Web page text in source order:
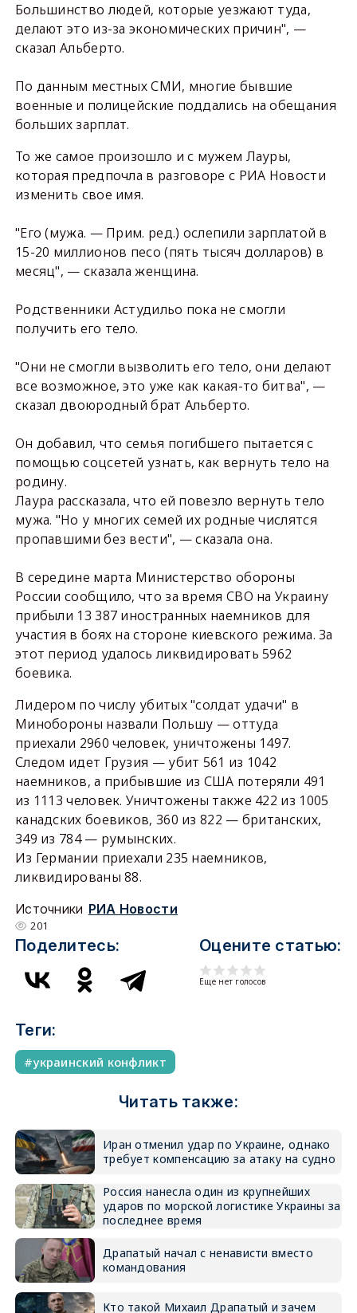
Большинство людей, которые уезжают туда,
делают это из-за экономических причин", —
сказал Альберто.
По данным местных СМИ, многие бывшие
военные и полицейские поддались на обещания
больших зарплат.
То же самое произошло и с мужем Лауры,
которая предпочла в разговоре с РИА Новости
изменить свое имя.
"Его (мужа. — Прим. ред.) ослепили зарплатой в
15-20 миллионов песо (пять тысяч долларов) в
месяц", — сказала женщина.
Родственники Астудильо пока не смогли
получить его тело.
"Они не смогли вызволить его тело, они делают
все возможное, это уже как какая-то битва", —
сказал двоюродный брат Альберто.
Он добавил, что семья погибшего пытается с
помощью соцсетей узнать, как вернуть тело на
родину.
Лаура рассказала, что ей повезло вернуть тело
мужа. "Но у многих семей их родные числятся
пропавшими без вести", — сказала она.
В середине марта Министерство обороны
России сообщило, что за время СВО на Украину
прибыли 13 387 иностранных наемников для
участия в боях на стороне киевского режима. За
этот период удалось ликвидировать 5962
боевика.
Лидером по числу убитых "солдат удачи" в
Минобороны назвали Польшу — оттуда
приехали 2960 человек, уничтожены 1497.
Следом идет Грузия — убит 561 из 1042
наемников, а прибывшие из США потеряли 491
из 1113 человек. Уничтожены также 422 из 1005
канадских боевиков, 360 из 822 — британских,
349 из 784 — румынских.
Из Германии приехали 235 наемников,
ликвидированы 88.
Источники РИА Новости
201
Поделитесь: Оцените статью:
Еще нет голосов
Теги:
украинский конфликт
Читать также:
Иран отменил удар по Украине, однако
требует компенсацию за атаку на судно
Россия нанесла один из крупнейших
ударов по морской логистике Украины за
последнее время
Драпатый начал с ненависти вместо
командования
Кто такой Михаил Драпатый и зачем